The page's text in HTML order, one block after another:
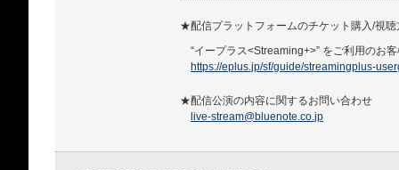
★配信プラットフォームのチケット購入/視
“イープラス<Streaming+>” をご利用のお
https://eplus.jp/sf/guide/streamingplus-
★配信公演の内容に関するお問い合わせ
live-stream@bluenote.co.jp